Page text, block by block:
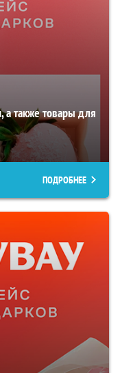
а также товары для
ПОДРОБНЕЕ